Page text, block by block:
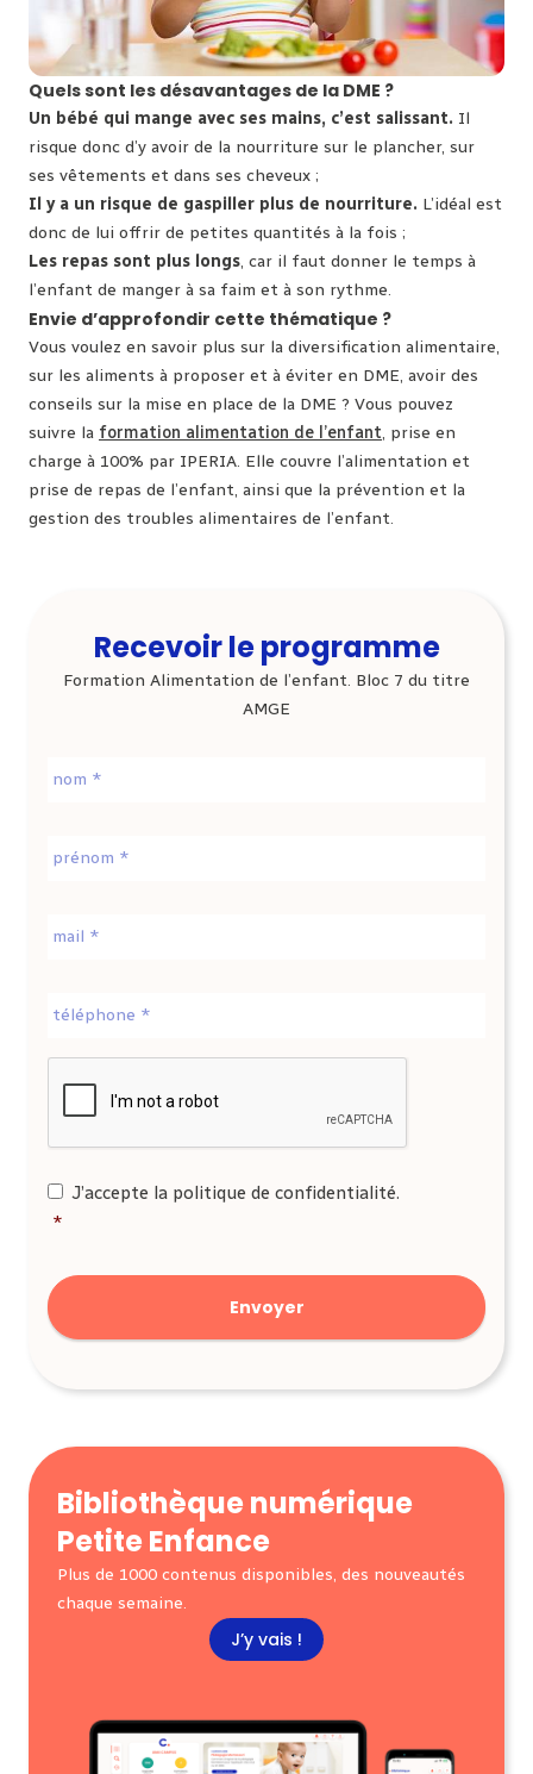
Quels sont les désavantages de la DME ?
Un bébé qui mange avec ses mains, c’est salissant. Il
risque donc d’y avoir de la nourriture sur le plancher, sur
ses vêtements et dans ses cheveux ;
Il y a un risque de gaspiller plus de nourriture. L’idéal est
donc de lui offrir de petites quantités à la fois ;
Les repas sont plus longs, car il faut donner le temps à
l’enfant de manger à sa faim et à son rythme.
Envie d’approfondir cette thématique ?
Vous voulez en savoir plus sur la diversification alimentaire,
sur les aliments à proposer et à éviter en DME, avoir des
conseils sur la mise en place de la DME ? Vous pouvez
suivre la formation alimentation de l’enfant, prise en
charge à 100% par IPERIA. Elle couvre l’alimentation et
prise de repas de l’enfant, ainsi que la prévention et la
gestion des troubles alimentaires de l’enfant.
Recevoir le programme
Formation Alimentation de l’enfant. Bloc 7 du titre
AMGE
mail *
RGPD
J’accepte la politique de confidentialité.
*
Bibliothèque numérique
Petite Enfance
Plus de 1000 contenus disponibles, des nouveautés
chaque semaine.
J’y vais !